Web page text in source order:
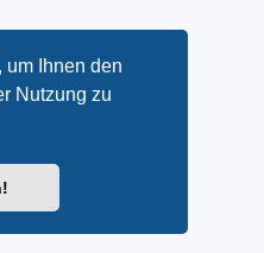
um Ihnen den
Nutzung zu